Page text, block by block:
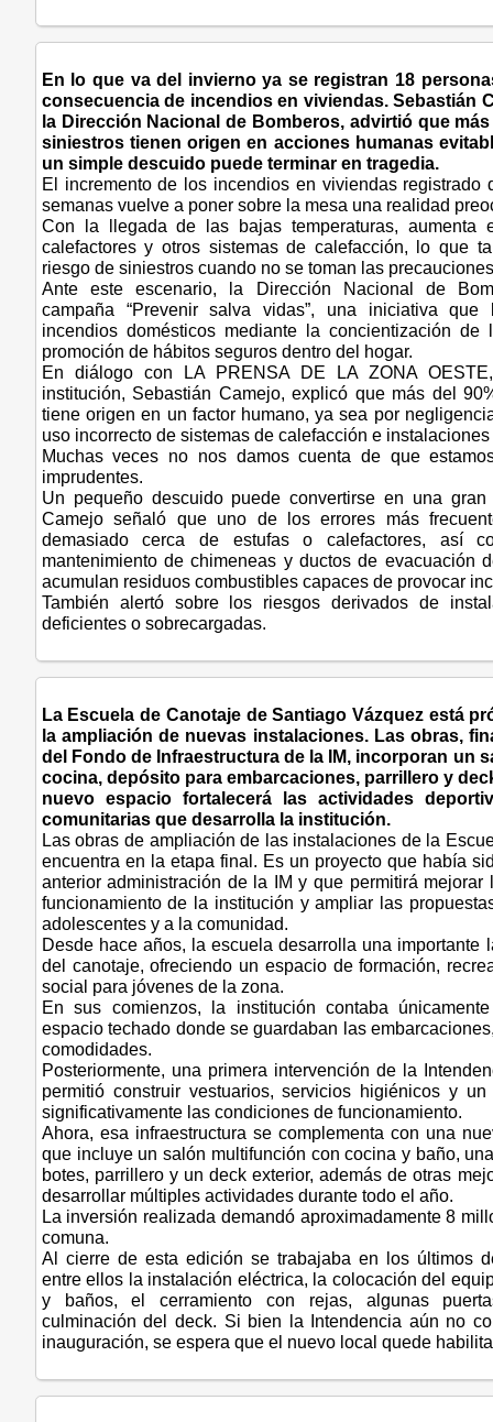
En lo que va del invierno ya se registran 18
consecuencia de incendios en viviendas. Sebastián
la Dirección Nacional de Bomberos, advirtió que
siniestros tienen origen en acciones humanas
un simple descuido puede terminar en tragedia.
El incremento de los incendios en viviendas registrado
semanas vuelve a poner sobre la mesa una realidad
Con la llegada de las bajas temperaturas, aumenta
calefactores y otros sistemas de calefacción, lo que
riesgo de siniestros cuando no se toman las
Ante este escenario, la Dirección Nacional de
campaña “Prevenir salva vidas”, una iniciativa que
incendios domésticos mediante la concientización
promoción de hábitos seguros dentro del hogar.
En diálogo con LA PRENSA DE LA ZONA
institución, Sebastián Camejo, explicó que más del
tiene origen en un factor humano, ya sea por
uso incorrecto de sistemas de calefacción e
Muchas veces no nos damos cuenta de que
imprudentes.
Un pequeño descuido puede convertirse en una gran
Camejo señaló que uno de los errores más
demasiado cerca de estufas o calefactores, así
mantenimiento de chimeneas y ductos de evacuación
acumulan residuos combustibles capaces de provocar
También alertó sobre los riesgos derivados de
deficientes o sobrecargadas.
La Escuela de Canotaje de Santiago Vázquez está
la ampliación de nuevas instalaciones. Las obras,
del Fondo de Infraestructura de la IM, incorporan un
cocina, depósito para embarcaciones, parrillero y
nuevo espacio fortalecerá las actividades
comunitarias que desarrolla la institución.
Las obras de ampliación de las instalaciones de la
encuentra en la etapa final. Es un proyecto que había
anterior administración de la IM y que permitirá mejorar
funcionamiento de la institución y ampliar las
adolescentes y a la comunidad.
Desde hace años, la escuela desarrolla una importante
del canotaje, ofreciendo un espacio de formación,
social para jóvenes de la zona.
En sus comienzos, la institución contaba
espacio techado donde se guardaban las
comodidades.
Posteriormente, una primera intervención de la
permitió construir vestuarios, servicios higiénicos y
significativamente las condiciones de funcionamiento.
Ahora, esa infraestructura se complementa con una
que incluye un salón multifunción con cocina y baño,
botes, parrillero y un deck exterior, además de otras
desarrollar múltiples actividades durante todo el año.
La inversión realizada demandó aproximadamente 8
comuna.
Al cierre de esta edición se trabajaba en los últimos
entre ellos la instalación eléctrica, la colocación del
y baños, el cerramiento con rejas, algunas
culminación del deck. Si bien la Intendencia aún no
inauguración, se espera que el nuevo local quede